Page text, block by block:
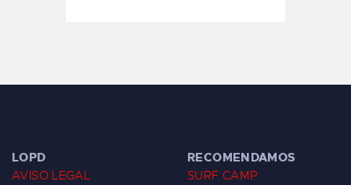
LOPD
AVISO LEGAL
RECOMENDAMOS
SURF CAMP